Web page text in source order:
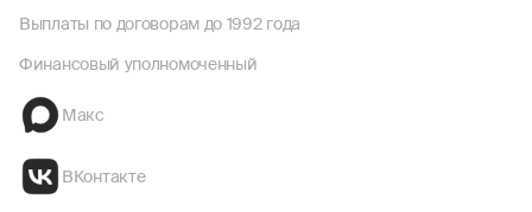
Выплаты по договорам до 1992 года
Финансовый уполномоченный
Макс
ВКонтакте